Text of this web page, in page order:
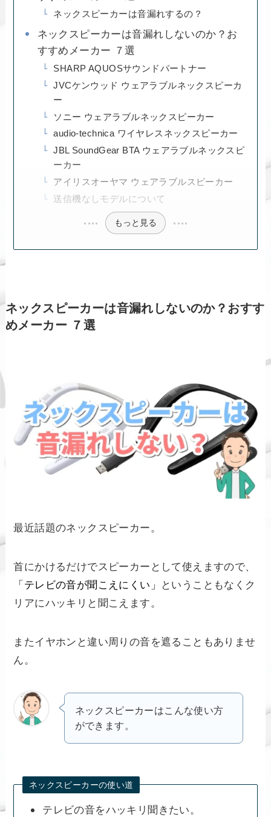
ネックスピーカーは音漏れするの？
ネックスピーカーは音漏れしないのか？お
すすめメーカー ７選
SHARP AQUOSサウンドパートナー
JVCケンウッド ウェアラブルネックスピーカ
ー
ソニー ウェアラブルネックスピーカー
audio-technica ワイヤレスネックスピーカー
JBL SoundGear BTA ウェアラブルネックスピ
ーカー
アイリスオーヤマ ウェアラブルスピーカー
送信機なしモデルについて
もっと見る
ネックスピーカーは音漏れしないのか？おすす
めメーカー ７選
最近話題のネックスピーカー。
首にかけるだけでスピーカーとして使えますので、
「テレビの音が聞こえにくい」
ということもなくク
リアにハッキリと聞こえます。
またイヤホンと違い周りの音を遮ることもありませ
ん。
ネックスピーカーはこんな使い方
ができます。
ネックスピーカーの使い道
テレビの音をハッキリ聞きたい。